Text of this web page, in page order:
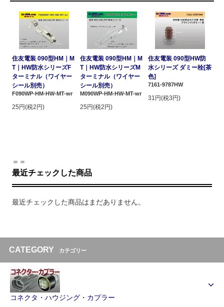
住友電装 090型HM｜M
T｜HW防水シリーズF
ターミナル（ワイヤー
シール別売）
F090WP-HM-HW-MT-wr
25円(税2円)
住友電装 090型HM｜M
T｜HW防水シリーズM
ターミナル（ワイヤー
シール別売）
M090WP-HM-HW-MT-wr
25円(税2円)
住友電装 090型HW防
水シリーズ ダミー栓[茶
色]
7161-9787HW
31円(税3円)
＝＝
最近チェックした商品
最近チェックした商品はまだありません。
CATEGORY カテゴリー
コネクタ・ハウジング・カプラー